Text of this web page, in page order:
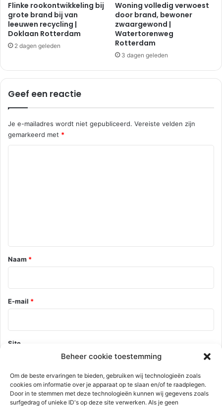
Beheer cookie toestemming
Om de beste ervaringen te bieden, gebruiken wij technologieën zoals
cookies om informatie over je apparaat op te slaan en/of te raadplegen.
Door in te stemmen met deze technologieën kunnen wij gegevens zoals
surfgedrag of unieke ID's op deze site verwerken. Als je geen
Flinke rookontwikkeling bij
grote brand bij van
leeuwen recycling |
Doklaan Rotterdam
2 dagen geleden
Woning volledig verwoest
door brand, bewoner
zwaargewond |
Watertorenweg
Rotterdam
3 dagen geleden
Geef een reactie
Je e-mailadres wordt niet gepubliceerd. Vereiste velden zijn
gemarkeerd met *
*
Naam *
E-mail *
Site
Mijn naam, e-mail en site opslaan in deze browser voor de
volgende keer wanneer ik een reactie plaats.